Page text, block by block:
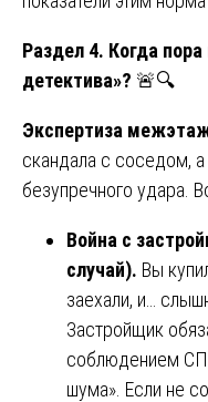
Раздел 4. Когда
детектива»? 🚨🔍
Экспертиза
скандала с соседом,
безупречного удара.
Война с
случай). Вы
заехали, и…
Застройщик
соблюдением СП
шума». Если не